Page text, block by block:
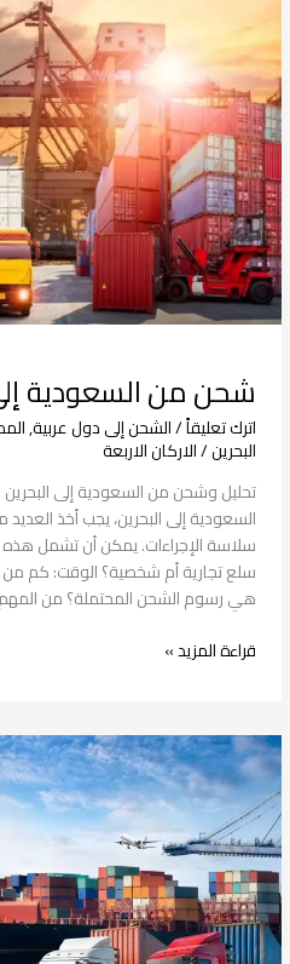
شحن من السعودية
اترك تعليقاً/الشحن إلى دول عربية,
البحرين/الاركان الاربعة
تحليل وشحن من السعودية إلى
السعودية إلى البحرين، يجب أخذ
سلاسة الإجراءات. يمكن أن تشمل
سلع تجارية أم شخصية؟ الوقت: كم من
هي رسوم الشحن المحتملة؟ من المهم
السعودية
إلى
البحرين
قراءة المزيد »
شحن
من
السعودية
إلى
اليمن